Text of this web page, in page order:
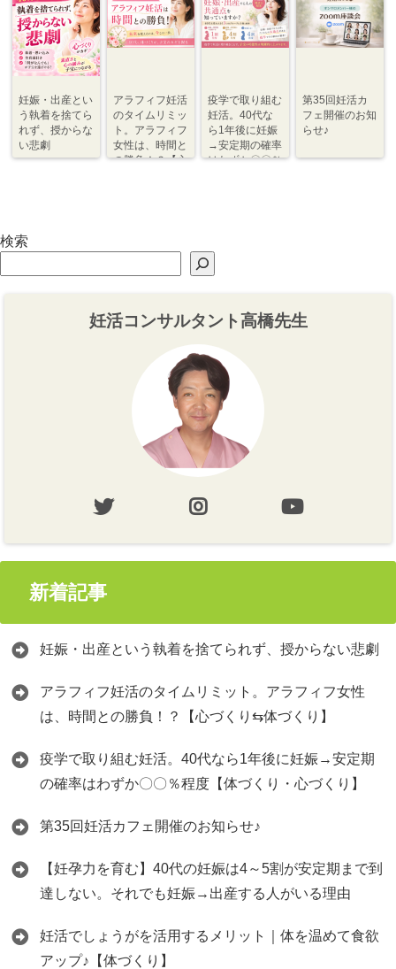
妊娠・出産とい
う執着を捨てら
れず、授からな
い悲劇
アラフィフ妊活
のタイムリミッ
ト。アラフィフ
女性は、時間と
の勝負！？【心
疫学で取り組む
妊活。40代な
ら1年後に妊娠
→安定期の確率
はわずか〇〇％
第35回妊活カ
フェ開催のお知
らせ♪
検索
妊活コンサルタント高橋先生
新着記事
妊娠・出産という執着を捨てられず、授からない悲劇
アラフィフ妊活のタイムリミット。アラフィフ女性
は、時間との勝負！？【心づくり⇆体づくり】
疫学で取り組む妊活。40代なら1年後に妊娠→安定期
の確率はわずか〇〇％程度【体づくり・心づくり】
第35回妊活カフェ開催のお知らせ♪
【妊孕力を育む】40代の妊娠は4～5割が安定期まで到
達しない。それでも妊娠→出産する人がいる理由
妊活でしょうがを活用するメリット｜体を温めて食欲
アップ♪【体づくり】